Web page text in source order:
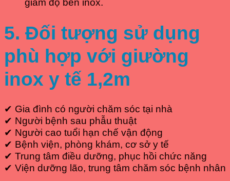
giảm độ bền inox.
5. Đối tượng sử dụng
phù hợp với giường
inox y tế 1,2m
✔ Gia đình có người chăm sóc tại nhà
✔ Người bệnh sau phẫu thuật
✔ Người cao tuổi hạn chế vận động
✔ Bệnh viện, phòng khám, cơ sở y tế
✔ Trung tâm điều dưỡng, phục hồi chức năng
✔ Viện dưỡng lão, trung tâm chăm sóc bệnh nhân